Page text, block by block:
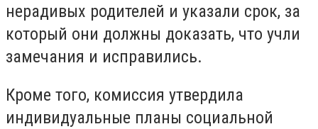
нерадивых родителей и указали срок, за
который они должны доказать, что учли
замечания и исправились.
Кроме того, комиссия утвердила
индивидуальные планы социальной